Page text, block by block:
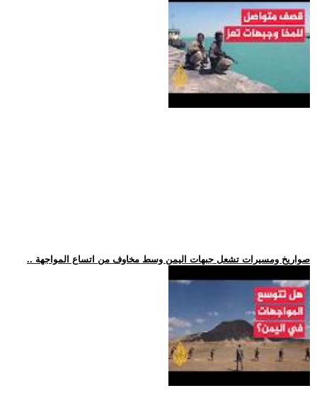
.. صواريخ ومسيرات تشعل جبهات اليمن وسط مخاوف من اتساع المواجهة